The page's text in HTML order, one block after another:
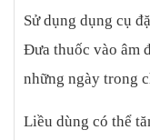
Sử dụng dụng cụ
Đưa thuốc vào âm
những ngày trong
Liều dùng có thể